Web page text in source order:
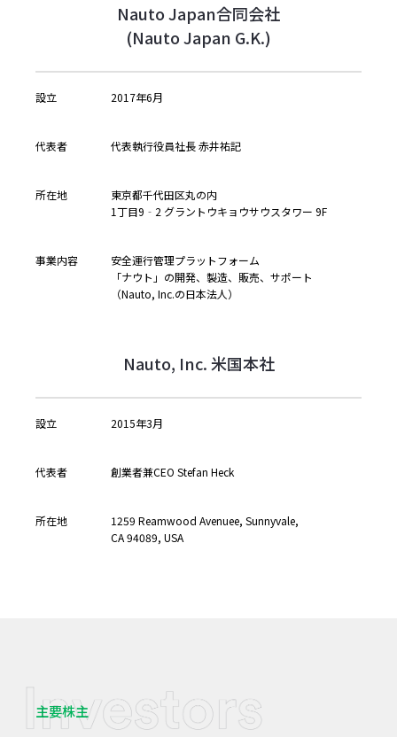
Nauto Japan合同会社
(Nauto Japan G.K.)
設立 2017年6月
代表者 代表執行役員社長 赤井祐記
所在地
東京都千代田区丸の内
1丁目9‐2 グラントウキョウサウスタワー 9F
事業内容
安全運行管理プラットフォーム
「ナウト」の開発、製造、販売、サポート
（Nauto, Inc.の日本法人）
Nauto, Inc. 米国本社
設立 2015年3月
代表者 創業者兼CEO Stefan Heck
所在地
1259 Reamwood Avenuee, Sunnyvale,
CA 94089, USA
主要株主